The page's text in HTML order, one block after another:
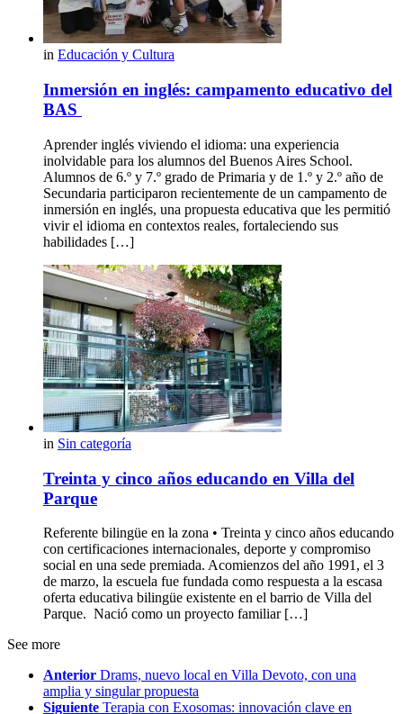
in Educación y Cultura
Inmersión en inglés: campamento educativo del
BAS
Aprender inglés viviendo el idioma: una experiencia
inolvidable para los alumnos del Buenos Aires School.
Alumnos de 6.º y 7.º grado de Primaria y de 1.º y 2.º año de
Secundaria participaron recientemente de un campamento de
inmersión en inglés, una propuesta educativa que les permitió
vivir el idioma en contextos reales, fortaleciendo sus
habilidades […]
in Sin categoría
Treinta y cinco años educando en Villa del
Parque
Referente bilingüe en la zona • Treinta y cinco años educando
con certificaciones internacionales, deporte y compromiso
social en una sede premiada. Acomienzos del año 1991, el 3
de marzo, la escuela fue fundada como respuesta a la escasa
oferta educativa bilingüe existente en el barrio de Villa del
Parque. Nació como un proyecto familiar […]
See more
Anterior Drams, nuevo local en Villa Devoto, con una
amplia y singular propuesta
Siguiente Terapia con Exosomas: innovación clave en